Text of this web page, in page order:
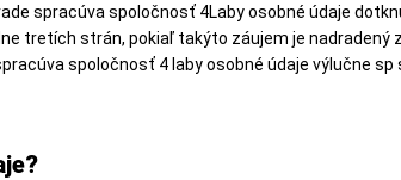
spracúva spoločnosť 4Laby osobné údaje
tretích strán, pokiaľ takýto záujem je nadradený
spoločnosť 4 laby osobné údaje výlučne